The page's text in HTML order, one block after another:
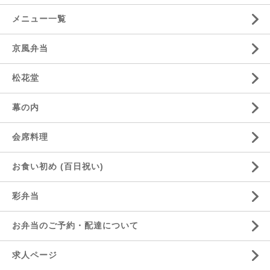
メニュー一覧
京風弁当
松花堂
幕の内
会席料理
お食い初め (百日祝い)
彩弁当
お弁当のご予約・配達について
求人ページ